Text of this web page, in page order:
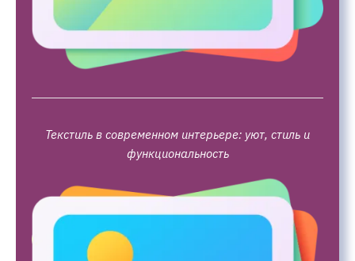
Текстиль в современном интерьере: уют, стиль и
функциональность